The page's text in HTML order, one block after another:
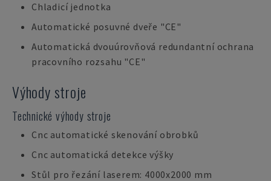
Chladicí jednotka
Automatické posuvné dveře "CE"
Automatická dvouúrovňová redundantní ochrana
pracovního rozsahu "CE"
Výhody stroje
Technické výhody stroje
Cnc automatické skenování obrobků
Cnc automatická detekce výšky
Stůl pro řezání laserem: 4000x2000 mm